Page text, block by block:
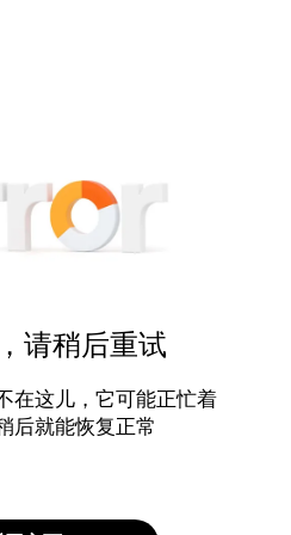
请稍后重试
在这儿，它可能正忙着
后就能恢复正常